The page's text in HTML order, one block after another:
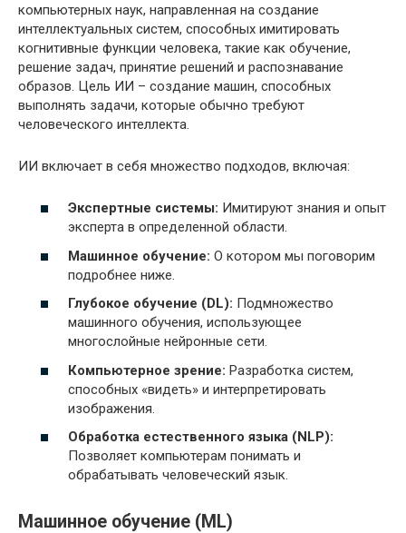
компьютерных наук, направленная на создание
интеллектуальных систем, способных имитировать
когнитивные функции человека, такие как обучение,
решение задач, принятие решений и распознавание
образов. Цель ИИ – создание машин, способных
выполнять задачи, которые обычно требуют
человеческого интеллекта.
ИИ включает в себя множество подходов, включая:
Экспертные системы: Имитируют знания и опыт
эксперта в определенной области.
Машинное обучение: О котором мы поговорим
подробнее ниже.
Глубокое обучение (DL): Подмножество
машинного обучения, использующее
многослойные нейронные сети.
Компьютерное зрение: Разработка систем,
способных «видеть» и интерпретировать
изображения.
Обработка естественного языка (NLP):
Позволяет компьютерам понимать и
обрабатывать человеческий язык.
Машинное обучение (ML)